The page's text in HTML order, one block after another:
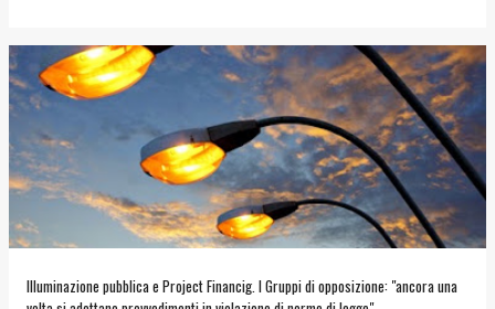
Illuminazione pubblica e Project Financig. I Gruppi di opposizione: "ancora una